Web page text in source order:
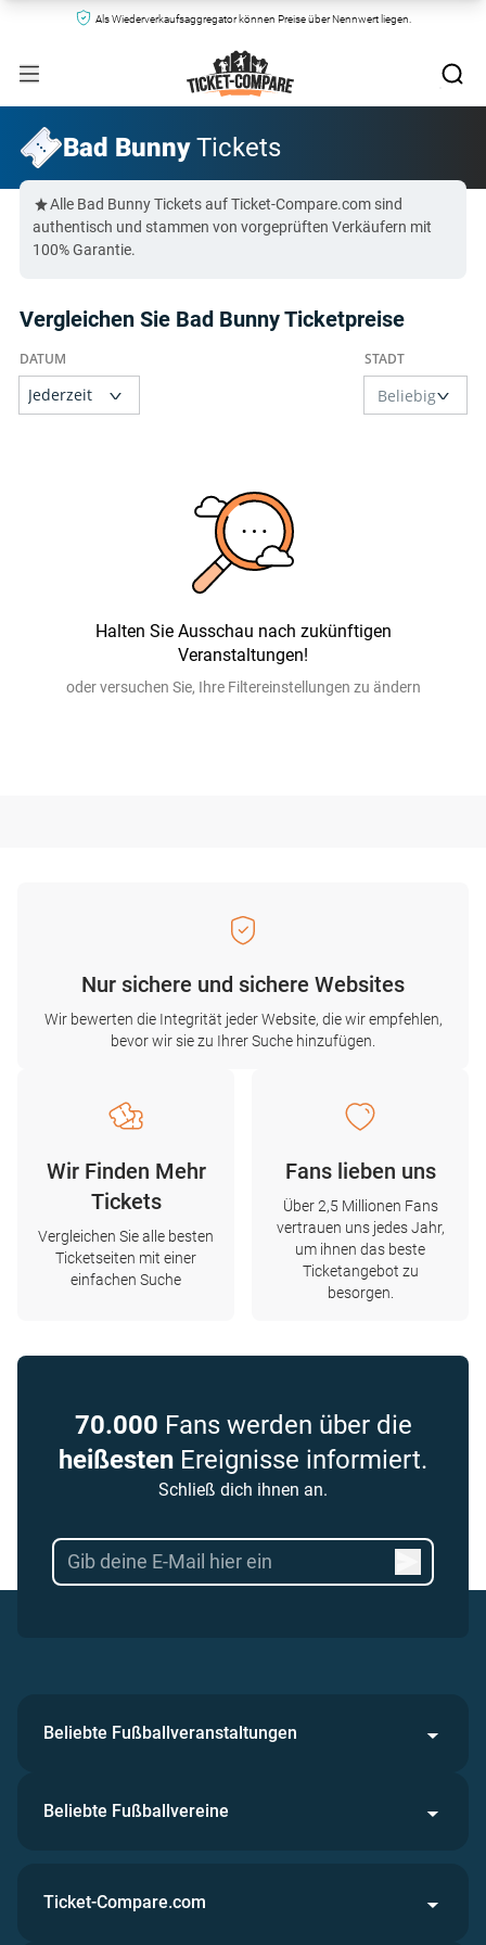
Als Wiederverkaufsaggregator können Preise über Nennwert liegen.
Bad BunnyTickets
Alle Bad Bunny Tickets auf Ticket-Compare.com sind
authentisch und stammen von vorgeprüften Verkäufern mit
100% Garantie.
Vergleichen Sie Bad Bunny Ticketpreise
Halten Sie Ausschau nach zukünftigen
Veranstaltungen!
oder versuchen Sie, Ihre Filtereinstellungen zu ändern
Nur sichere und sichere Websites
Wir bewerten die Integrität jeder Website, die wir empfehlen,
bevor wir sie zu Ihrer Suche hinzufügen.
Wir Finden Mehr
Tickets
Vergleichen Sie alle besten
Ticketseiten mit einer
einfachen Suche
Fans lieben uns
Über 2,5 Millionen Fans
vertrauen uns jedes Jahr,
um ihnen das beste
Ticketangebot zu
besorgen.
70.000 Fans werden über die
heißesten Ereignisse informiert.
Schließ dich ihnen an.
Beliebte Fußballveranstaltungen
Beliebte Fußballvereine
Ticket-Compare.com